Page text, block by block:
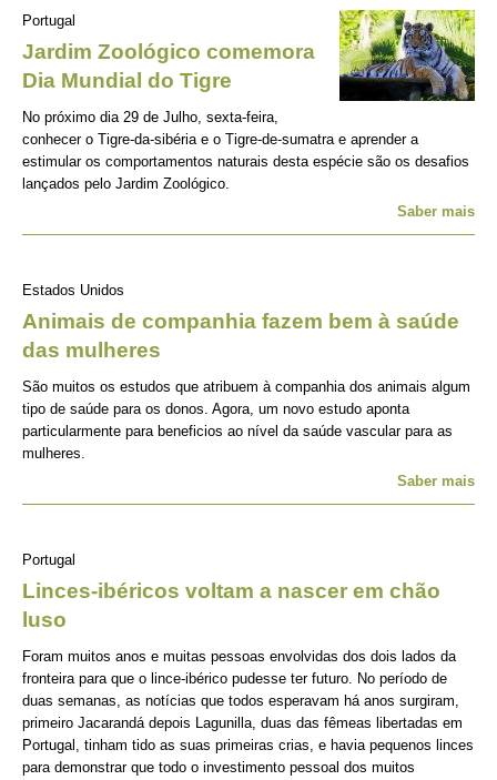
Portugal
Jardim Zoológico comemora
Dia Mundial do Tigre
No próximo dia 29 de Julho, sexta-feira,
conhecer o Tigre-da-sibéria e o Tigre-de-sumatra e aprender a
estimular os comportamentos naturais desta espécie são os desafios
lançados pelo Jardim Zoológico.
Saber mais
Estados Unidos
Animais de companhia fazem bem à saúde
das mulheres
São muitos os estudos que atribuem à companhia dos animais algum
tipo de saúde para os donos. Agora, um novo estudo aponta
particularmente para beneficios ao nível da saúde vascular para as
mulheres.
Saber mais
Portugal
Linces-ibéricos voltam a nascer em chão
luso
Foram muitos anos e muitas pessoas envolvidas dos dois lados da
fronteira para que o lince-ibérico pudesse ter futuro. No período de
duas semanas, as notícias que todos esperavam há anos surgiram,
primeiro Jacarandá depois Lagunilla, duas das fêmeas libertadas em
Portugal, tinham tido as suas primeiras crias, e havia pequenos linces
para demonstrar que todo o investimento pessoal dos muitos